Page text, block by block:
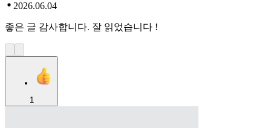
2026.06.04
좋은 글 감사합니다. 잘 읽었습니다 !
1